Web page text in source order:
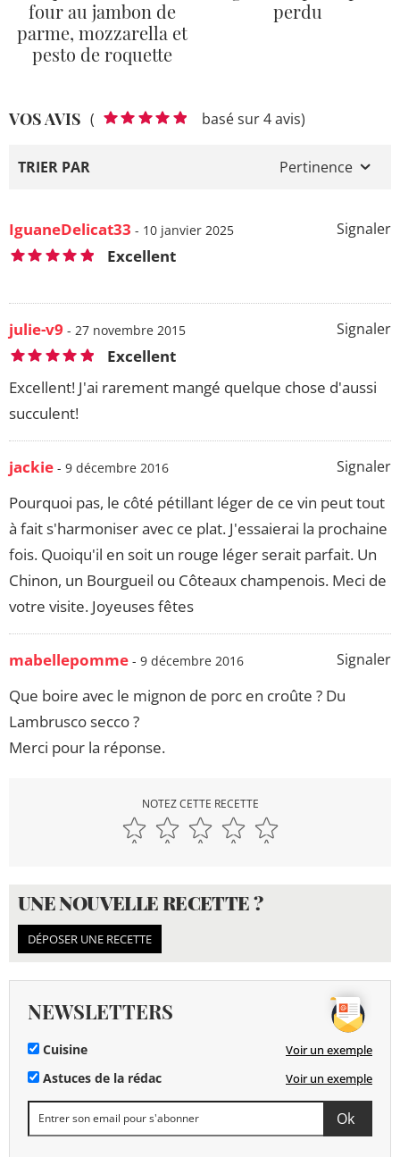
four au jambon de
parme, mozzarella et
pesto de roquette
perdu
VOS AVIS ( basé sur 4 avis)
TRIER PAR Pertinence
Signaler
IguaneDelicat33 - 10 janvier 2025
Excellent
Signaler
julie-v9 - 27 novembre 2015
Excellent
Excellent! J'ai rarement mangé quelque chose d'aussi
succulent!
Signaler
jackie - 9 décembre 2016
Pourquoi pas, le côté pétillant léger de ce vin peut tout
à fait s'harmoniser avec ce plat. J'essaierai la prochaine
fois. Quoiqu'il en soit un rouge léger serait parfait. Un
Chinon, un Bourgueil ou Côteaux champenois. Meci de
votre visite. Joyeuses fêtes
Signaler
mabellepomme - 9 décembre 2016
Que boire avec le mignon de porc en croûte ? Du
Lambrusco secco ?
Merci pour la réponse.
NOTEZ CETTE RECETTE
UNE NOUVELLE RECETTE ?
DÉPOSER UNE RECETTE
NEWSLETTERS
Cuisine Voir un exemple
Astuces de la rédac Voir un exemple